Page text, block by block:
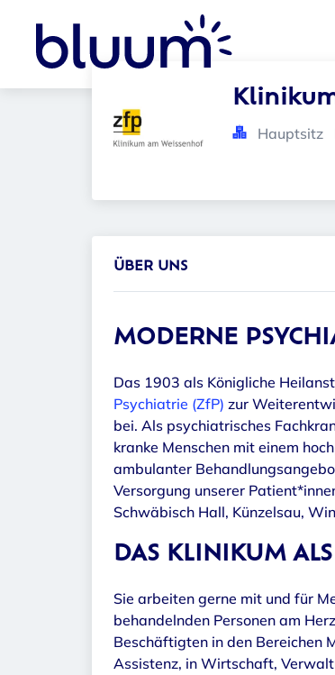
Hauptsitz
ÜBER UNS
MODERNE
Das 1903 als Königliche
Psychiatrie (ZfP) zur
bei. Als psychiatrisches
kranke Menschen mit einem
ambulanter
Versorgung unserer
Schwäbisch Hall, Künzelsau,
DAS KLINIKUM
Sie arbeiten gerne mit und für
behandelnden Personen am
Beschäftigten in den Bereichen
Assistenz, in Wirtschaft,